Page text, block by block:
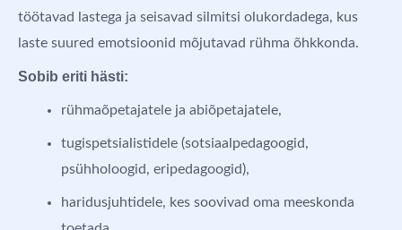
töötavad lastega ja seisavad silmitsi olukordadega, kus
laste suured emotsioonid mõjutavad rühma õhkkonda.
Sobib eriti hästi:
rühmaõpetajatele ja abiõpetajatele,
tugispetsialistidele (sotsiaalpedagoogid,
psühholoogid, eripedagoogid),
haridusjuhtidele, kes soovivad oma meeskonda